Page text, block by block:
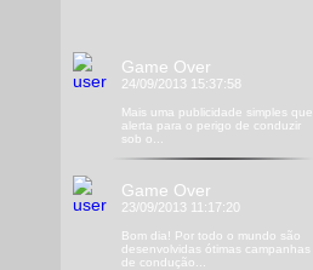
Game Over
24/09/2013 15:37:58
Mais uma publicidade simples que
alerta para o perigo de conduzir
sob o...
Game Over
23/09/2013 11:17:20
Bom dia! Por todo o mundo são
desenvolvidas ótimas campanhas
de condução...